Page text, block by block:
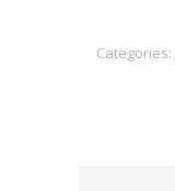
Categories: